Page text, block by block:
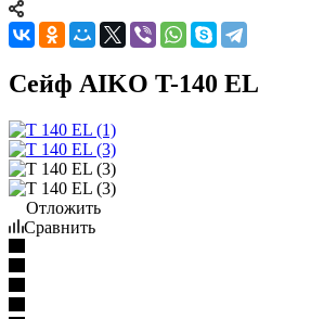
Сейф AIKO T-140 EL
Отложить
Сравнить